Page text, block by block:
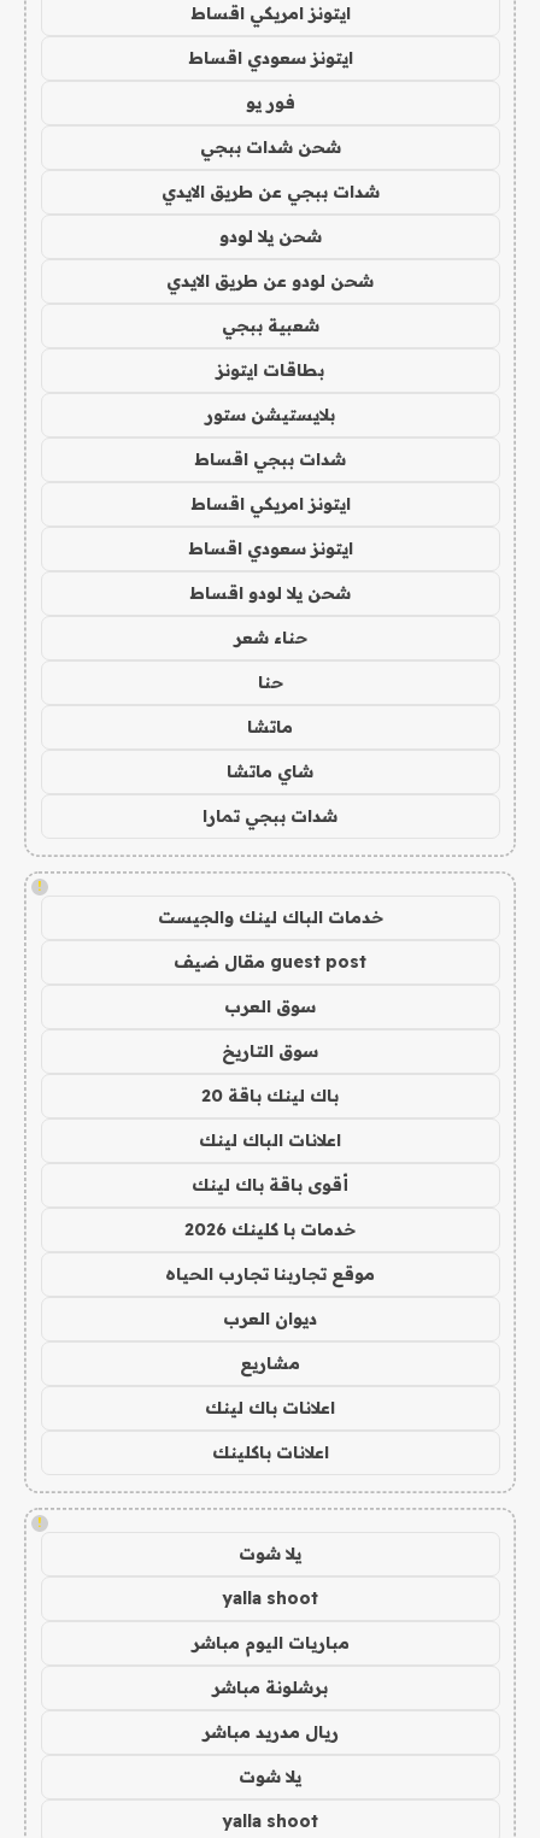
ايتونز امريكي اقساط
ايتونز سعودي اقساط
فور يو
شحن شدات ببجي
شدات ببجي عن طريق الايدي
شحن يلا لودو
شحن لودو عن طريق الايدي
شعبية ببجي
بطاقات ايتونز
بلايستيشن ستور
شدات ببجي اقساط
ايتونز امريكي اقساط
ايتونز سعودي اقساط
شحن يلا لودو اقساط
حناء شعر
حنا
ماتشا
شاي ماتشا
شدات ببجي تمارا
!
خدمات الباك لينك والجيست
guest post مقال ضيف
سوق العرب
سوق التاريخ
باك لينك باقة 20
اعلانات الباك لينك
أقوى باقة باك لينك
خدمات با كلينك 2026
موقع تجاربنا تجارب الحياه
ديوان العرب
مشاريع
اعلانات باك لينك
اعلانات باكلينك
!
يلا شوت
yalla shoot
مباريات اليوم مباشر
برشلونة مباشر
ريال مدريد مباشر
يلا شوت
yalla shoot